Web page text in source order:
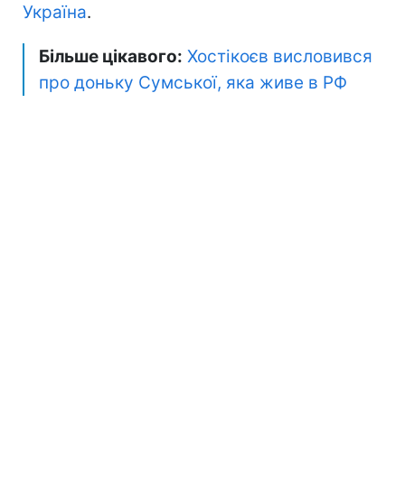
Україна.
Більше цікавого: Хостікоєв висловився
про доньку Сумської, яка живе в РФ